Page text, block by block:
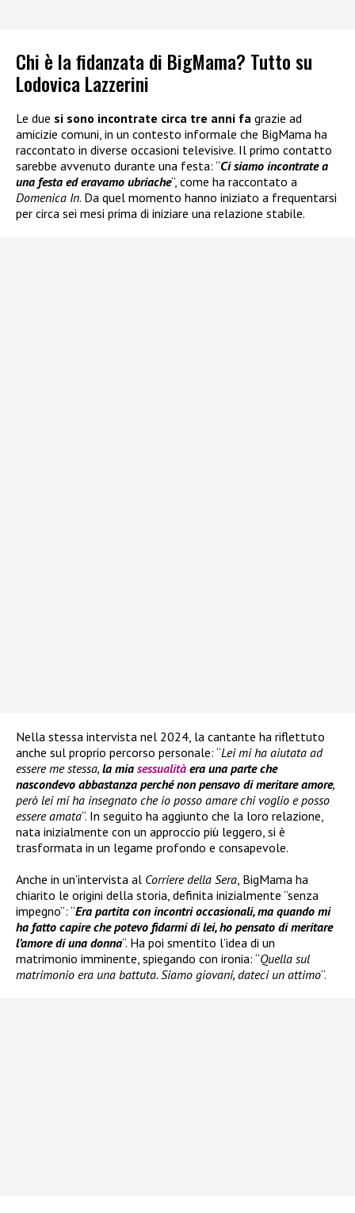
Chi è la fidanzata di BigMama? Tutto su
Lodovica Lazzerini
Le due si sono incontrate circa tre anni fa grazie ad
amicizie comuni, in un contesto informale che BigMama ha
raccontato in diverse occasioni televisive. Il primo contatto
sarebbe avvenuto durante una festa: “Ci siamo incontrate a
una festa ed eravamo ubriache“, come ha raccontato a
Domenica In. Da quel momento hanno iniziato a frequentarsi
per circa sei mesi prima di iniziare una relazione stabile.
Nella stessa intervista nel 2024, la cantante ha riflettuto
anche sul proprio percorso personale: “Lei mi ha aiutata ad
essere me stessa, la mia sessualità era una parte che
nascondevo abbastanza perché non pensavo di meritare amore,
però lei mi ha insegnato che io posso amare chi voglio e posso
essere amata“. In seguito ha aggiunto che la loro relazione,
nata inizialmente con un approccio più leggero, si è
trasformata in un legame profondo e consapevole.
Anche in un’intervista al Corriere della Sera, BigMama ha
chiarito le origini della storia, definita inizialmente “senza
impegno”: “Era partita con incontri occasionali, ma quando mi
ha fatto capire che potevo fidarmi di lei, ho pensato di meritare
l’amore di una donna“. Ha poi smentito l’idea di un
matrimonio imminente, spiegando con ironia: “Quella sul
matrimonio era una battuta. Siamo giovani, dateci un attimo“.